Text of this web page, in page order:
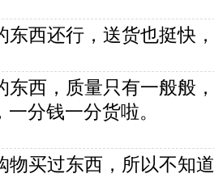
东西还行，送货也挺快
东西，质量只有一般般
分钱一分货啦。
物买过东西，所以不知